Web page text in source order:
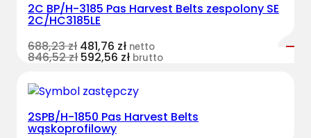
2C BP/H-3185 Pas Harvest Belts zespolony SE
2C/HC3185LE
688,23zł 481,76 zł netto
846,52zł 592,56 zł brutto
2SPB/H-1850 Pas Harvest Belts
wąskoprofilowy